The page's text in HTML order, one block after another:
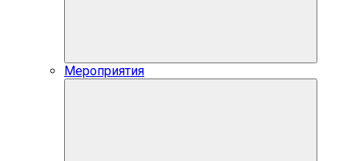
Мероприятия